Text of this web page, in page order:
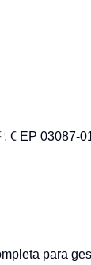
CEP 03087-
para